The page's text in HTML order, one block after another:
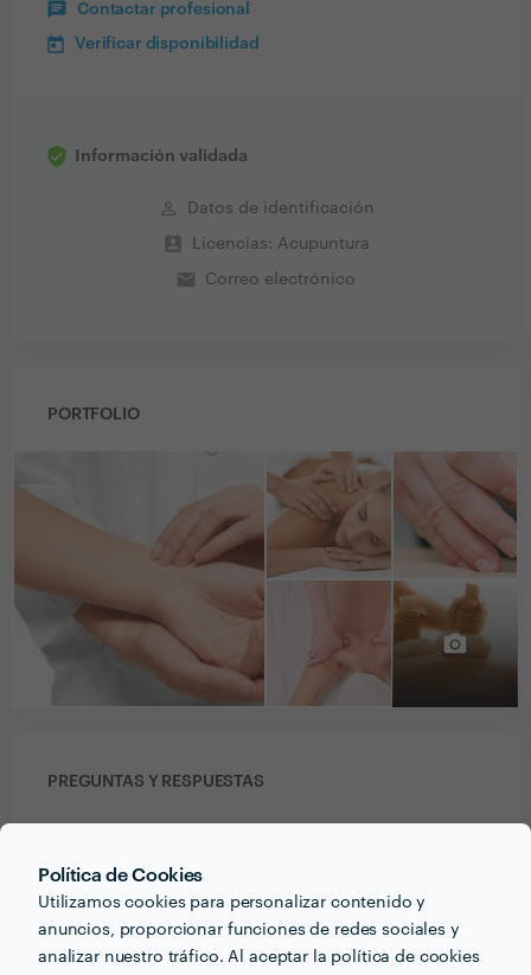
Política de Cookies
Utilizamos cookies para personalizar contenido y
anuncios, proporcionar funciones de redes sociales y
analizar nuestro tráfico. Al aceptar la política de cookies
Contactar profesional
Verificar disponibilidad
Información validada
perm_identity Datos de identificación
perm_contact_calendar Licencias: Acupuntura
email Correo electrónico
PORTFOLIO
PREGUNTAS Y RESPUESTAS
acerca del proyecto que quiere realizar antes de
hablar con profesionales del sector?
¿Tienes algún dolor, malestar, tienes problemas para